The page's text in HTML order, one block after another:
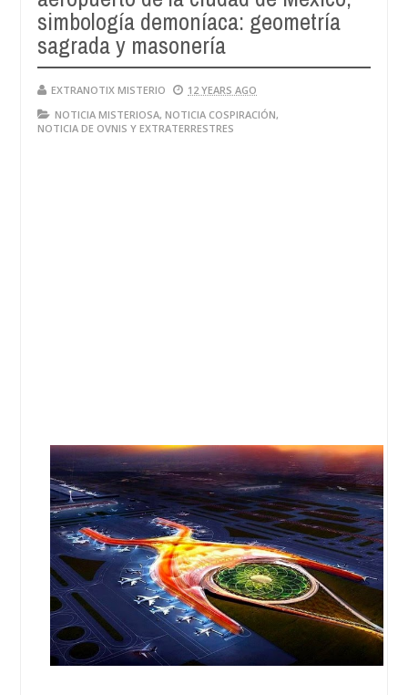
simbología demoníaca: geometría
sagrada y masonería
EXTRANOTIX MISTERIO
12 YEARS AGO
NOTICIA MISTERIOSA, NOTICIA COSPIRACIÓN,
NOTICIA DE OVNIS Y EXTRATERRESTRES